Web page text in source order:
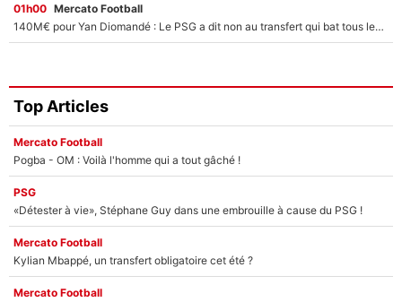
01h00 Mercato Football
140M€ pour Yan Diomandé : Le PSG a dit non au transfert qui bat tous les records sur le mercato
Top Articles
Mercato Football
Pogba - OM : Voilà l'homme qui a tout gâché !
PSG
«Détester à vie», Stéphane Guy dans une embrouille à cause du PSG !
Mercato Football
Kylian Mbappé, un transfert obligatoire cet été ?
Mercato Football